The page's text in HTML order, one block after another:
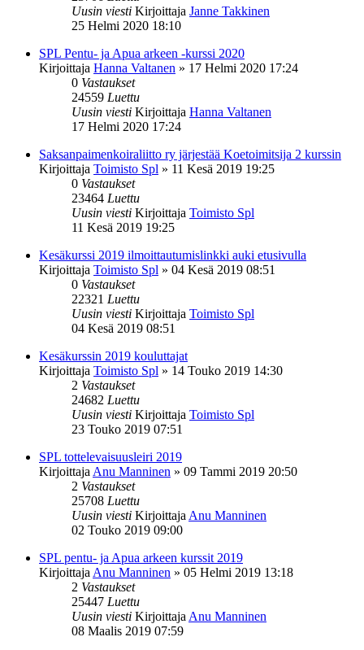
Uusin viesti Kirjoittaja Janne Takkinen
25 Helmi 2020 18:10
SPL Pentu- ja Apua arkeen -kurssi 2020
Kirjoittaja Hanna Valtanen » 17 Helmi 2020 17:24
0 Vastaukset
24559 Luettu
Uusin viesti Kirjoittaja Hanna Valtanen
17 Helmi 2020 17:24
Saksanpaimenkoiraliitto ry järjestää Koetoimitsija 2 kurssin
Kirjoittaja Toimisto Spl » 11 Kesä 2019 19:25
0 Vastaukset
23464 Luettu
Uusin viesti Kirjoittaja Toimisto Spl
11 Kesä 2019 19:25
Kesäkurssi 2019 ilmoittautumislinkki auki etusivulla
Kirjoittaja Toimisto Spl » 04 Kesä 2019 08:51
0 Vastaukset
22321 Luettu
Uusin viesti Kirjoittaja Toimisto Spl
04 Kesä 2019 08:51
Kesäkurssin 2019 kouluttajat
Kirjoittaja Toimisto Spl » 14 Touko 2019 14:30
2 Vastaukset
24682 Luettu
Uusin viesti Kirjoittaja Toimisto Spl
23 Touko 2019 07:51
SPL tottelevaisuusleiri 2019
Kirjoittaja Anu Manninen » 09 Tammi 2019 20:50
2 Vastaukset
25708 Luettu
Uusin viesti Kirjoittaja Anu Manninen
02 Touko 2019 09:00
SPL pentu- ja Apua arkeen kurssit 2019
Kirjoittaja Anu Manninen » 05 Helmi 2019 13:18
2 Vastaukset
25447 Luettu
Uusin viesti Kirjoittaja Anu Manninen
08 Maalis 2019 07:59